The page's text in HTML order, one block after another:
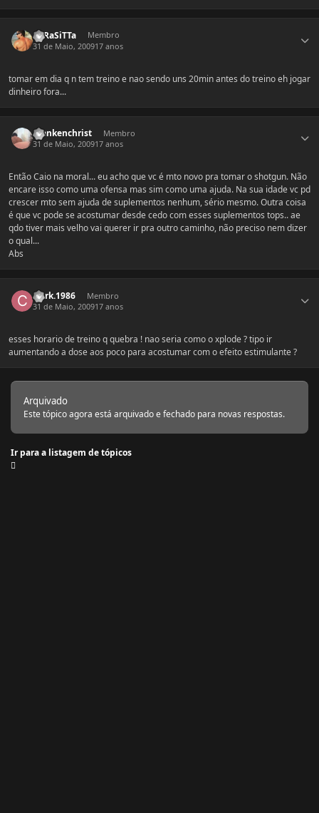
PaRaSiTTa
Membro
31 de Maio, 200917 anos
tomar em dia q n tem treino e nao sendo uns 20min antes do treino eh jogar
dinheiro fora...
Frankenchrist
Membro
31 de Maio, 200917 anos
Então Caio na moral... eu acho que vc é mto novo pra tomar o shotgun. Não
encare isso como uma ofensa mas sim como uma ajuda. Na sua idade vc pd
crescer mto sem ajuda de suplementos nenhum, sério mesmo. Outra coisa
é que vc pode se acostumar desde cedo com esses suplementos tops.. ae
qdo tiver mais velho vai querer ir pra outro caminho, não preciso nem dizer
o qual...
Abs
clark.1986
Membro
31 de Maio, 200917 anos
esses horario de treino q quebra ! nao seria como o xplode ? tipo ir
aumentando a dose aos poco para acostumar com o efeito estimulante ?
Arquivado
Este tópico agora está arquivado e fechado para novas respostas.
Ir para a listagem de tópicos